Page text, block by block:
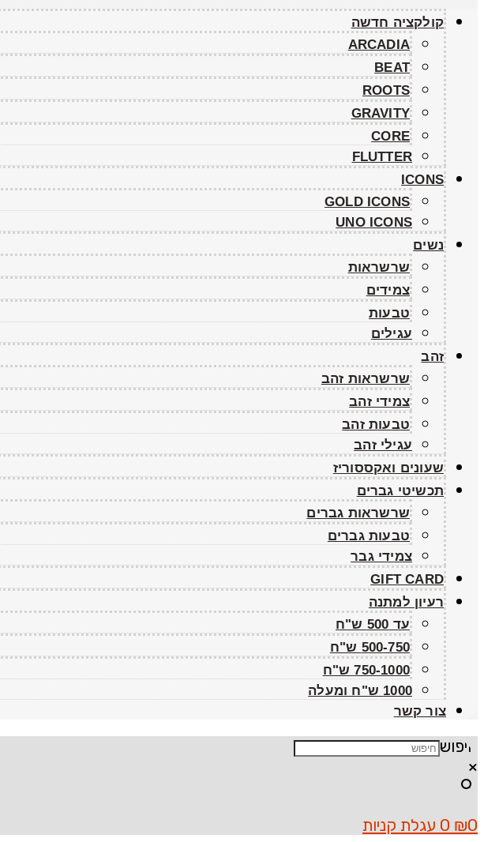
קולקציה חדשה
ARCADIA
BEAT
ROOTS
GRAVITY
CORE
FLUTTER
ICONS
GOLD ICONS
UNO ICONS
נשים
שרשראות
צמידים
טבעות
עגילים
זהב
שרשראות זהב
צמידי זהב
טבעות זהב
עגילי זהב
שעונים ואקססוריז
תכשיטי גברים
שרשראות גברים
טבעות גברים
צמידי גבר
GIFT CARD
רעיון למתנה
עד 500 ש"ח
500-750 ש"ח
750-1000 ש"ח
1000 ש"ח ומעלה
צור קשר
חיפוש
×
₪0
0 עגלת קניות